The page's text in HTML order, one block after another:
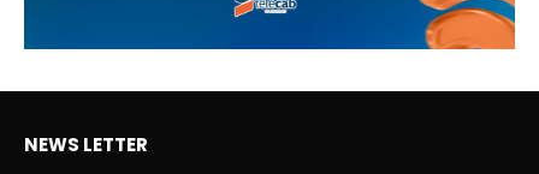
NEWS LETTER